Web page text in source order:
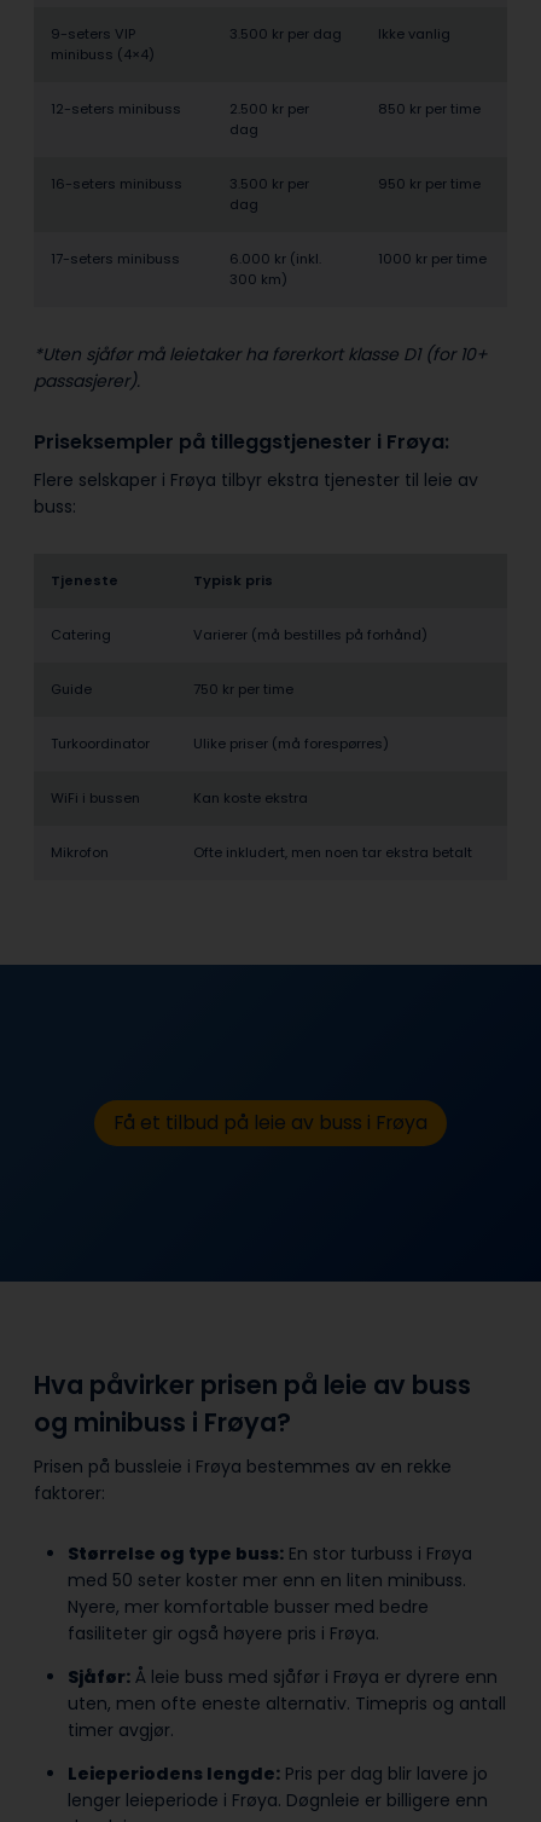
9-seters VIP
minibuss (4×4)
3.500 kr per dag Ikke vanlig
12-seters minibuss
2.500 kr per
dag
850 kr per time
16-seters minibuss
3.500 kr per
dag
950 kr per time
17-seters minibuss
6.000 kr (inkl.
300 km)
1000 kr per time
*Uten sjåfør må leietaker ha førerkort klasse D1 (for 10+
passasjerer).
Priseksempler på tilleggstjenester i Frøya:
Flere selskaper i Frøya tilbyr ekstra tjenester til leie av
buss:
Tjeneste Typisk pris
Catering Varierer (må bestilles på forhånd)
Guide 750 kr per time
Turkoordinator Ulike priser (må forespørres)
WiFi i bussen Kan koste ekstra
Mikrofon Ofte inkludert, men noen tar ekstra betalt
Få et tilbud på leie av buss i Frøya
Hva påvirker prisen på leie av buss
og minibuss i Frøya?
Prisen på bussleie i Frøya bestemmes av en rekke
faktorer:
Størrelse og type buss: En stor turbuss i Frøya
med 50 seter koster mer enn en liten minibuss.
Nyere, mer komfortable busser med bedre
fasiliteter gir også høyere pris i Frøya.
Sjåfør: Å leie buss med sjåfør i Frøya er dyrere enn
uten, men ofte eneste alternativ. Timepris og antall
timer avgjør.
Leieperiodens lengde: Pris per dag blir lavere jo
lenger leieperiode i Frøya. Døgnleie er billigere enn